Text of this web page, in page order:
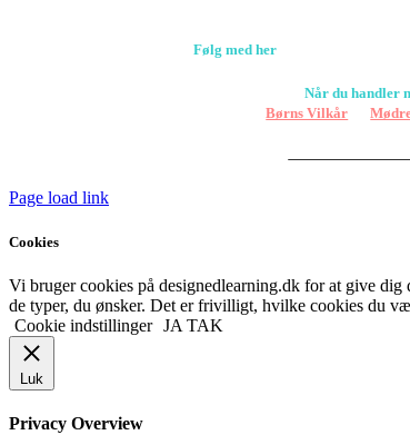
Følg med her
Når du handler
Støtter viBørns Vilkår og
Page load link
Cookies
Vi bruger cookies på designedlearning.dk for at give
de typer, du ønsker. Det er frivilligt, hvilke cookies du
Cookie indstillinger JA TAK
Luk
Privacy Overview